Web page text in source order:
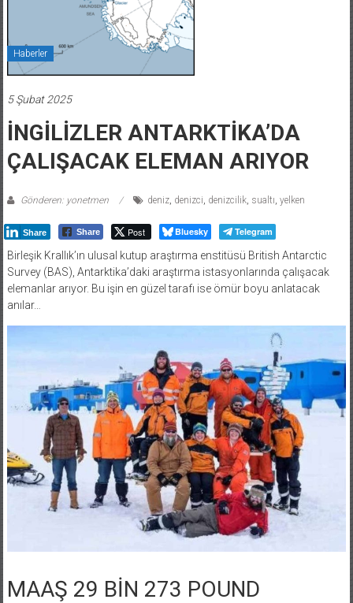
Haberler
5 Şubat 2025
İNGİLİZLER ANTARKTİKA’DA
ÇALIŞACAK ELEMAN ARIYOR
Gönderen: yonetmen deniz, denizci, denizcilik, sualtı, yelken
Share Share Post Bluesky Telegram
Birleşik Krallık’ın ulusal kutup araştırma enstitüsü British Antarctic
Survey (BAS), Antarktika’daki araştırma istasyonlarında çalışacak
elemanlar arıyor. Bu işin en güzel tarafı ise ömür boyu anlatacak
anılar…
MAAŞ 29 BİN 273 POUND